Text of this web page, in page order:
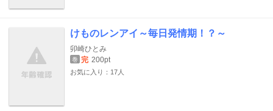
けものレンアイ～毎日発情期！？～
卯崎ひとみ
巻 完 200pt
お気に入り：17人